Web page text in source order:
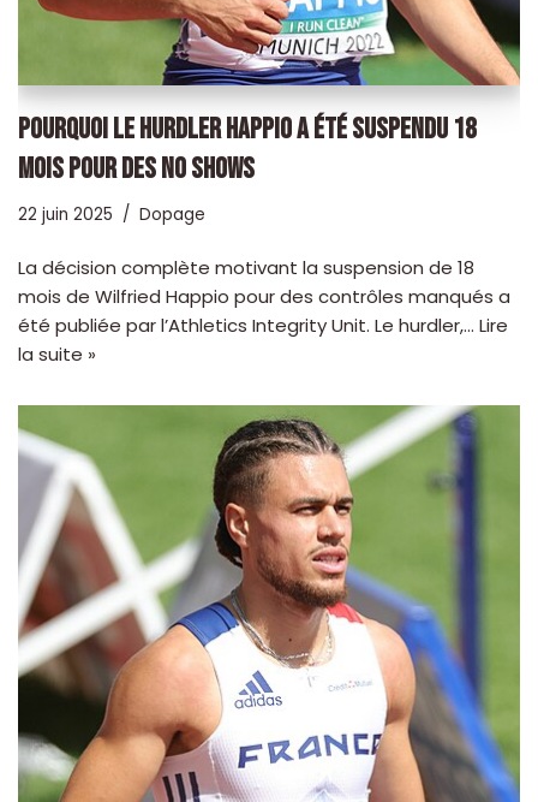
POURQUOI LE HURDLER HAPPIO A ÉTÉ SUSPENDU 18
MOIS POUR DES NO SHOWS
22 juin 2025 Dopage
La décision complète motivant la suspension de 18
mois de Wilfried Happio pour des contrôles manqués a
été publiée par l’Athletics Integrity Unit. Le hurdler,… Lire
la suite »